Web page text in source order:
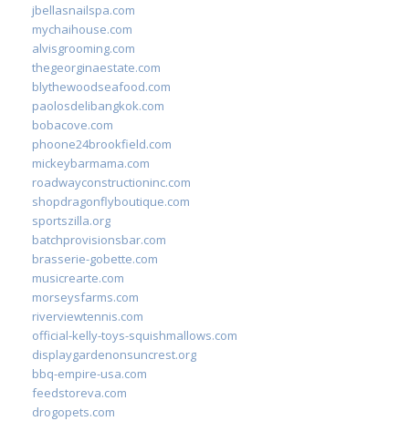
jbellasnailspa.com
mychaihouse.com
alvisgrooming.com
thegeorginaestate.com
blythewoodseafood.com
paolosdelibangkok.com
bobacove.com
phoone24brookfield.com
mickeybarmama.com
roadwayconstructioninc.com
shopdragonflyboutique.com
sportszilla.org
batchprovisionsbar.com
brasserie-gobette.com
musicrearte.com
morseysfarms.com
riverviewtennis.com
official-kelly-toys-squishmallows.com
displaygardenonsuncrest.org
bbq-empire-usa.com
feedstoreva.com
drogopets.com